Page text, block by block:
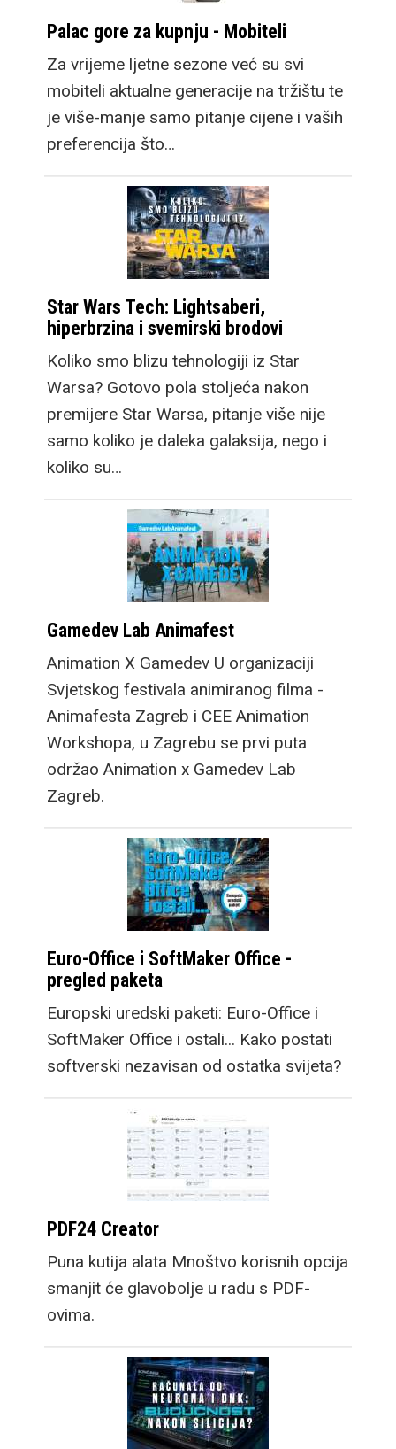
Palac gore za kupnju - Mobiteli
Za vrijeme ljetne sezone već su svi
mobiteli aktualne generacije na tržištu te
je više-manje samo pitanje cijene i vaših
preferencija što…
Star Wars Tech: Lightsaberi,
hiperbrzina i svemirski brodovi
Koliko smo blizu tehnologiji iz Star
Warsa? Gotovo pola stoljeća nakon
premijere Star Warsa, pitanje više nije
samo koliko je daleka galaksija, nego i
koliko su…
Gamedev Lab Animafest
Animation X Gamedev U organizaciji
Svjetskog festivala animiranog filma -
Animafesta Zagreb i CEE Animation
Workshopa, u Zagrebu se prvi puta
održao Animation x Gamedev Lab
Zagreb.
Euro-Office i SoftMaker Office -
pregled paketa
Europski uredski paketi: Euro-Office i
SoftMaker Office i ostali... Kako postati
softverski nezavisan od ostatka svijeta?
PDF24 Creator
Puna kutija alata Mnoštvo korisnih opcija
smanjit će glavobolje u radu s PDF-
ovima.